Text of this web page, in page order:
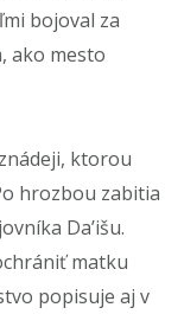
bojoval za
ako mesto
ktorou
hrozbou zabitia
Da’išu.
matku
popisuje aj v